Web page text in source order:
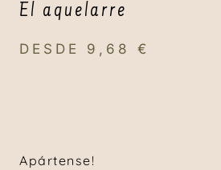
El aquelarre
DESDE 9,68 €
Apártense!